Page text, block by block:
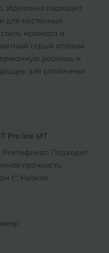
Идеально подходит
для настенных
мрамора и
серый оттенок
роскошь и
для различных
Pro line MT
Ректификат, Подходит
прочность,
t°, Низкое
Тюмень
Улан-Удэ
Ульяновск
Чебоксары
Челябинск